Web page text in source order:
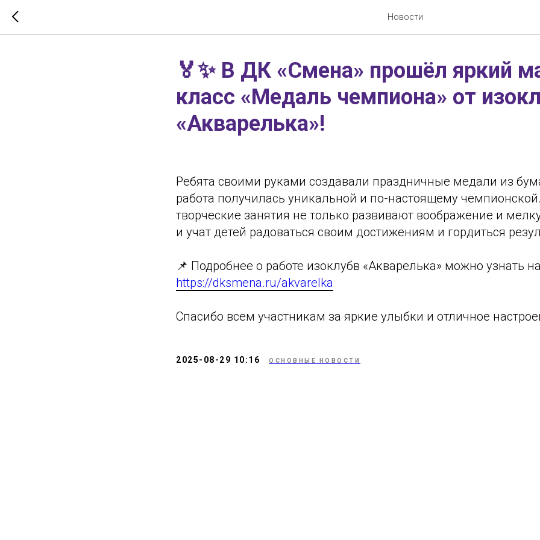
Новости
🏅✨ В ДК «Смена» прошёл яркий
класс «Медаль чемпиона» от
«Акварелька»!
Ребята своими руками создавали праздничные медали из
работа получилась уникальной и по-настоящему
творческие занятия не только развивают воображение и
и учат детей радоваться своим достижениям и гордиться
📌 Подробнее о работе изоклубв «Акварелька» можно узнать
https://dksmena.ru/akvarelka
Спасибо всем участникам за яркие улыбки и отличное
2025-08-29 10:16 ОСНОВНЫЕ НОВОСТИ